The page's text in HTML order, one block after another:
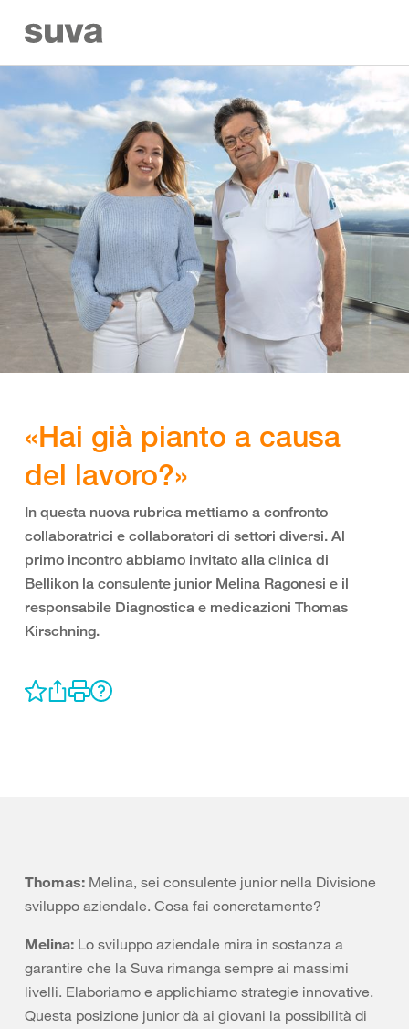
«Hai già pianto a causa
del lavoro?»
In questa nuova rubrica mettiamo a confronto
collaboratrici e collaboratori di settori diversi. Al
primo incontro abbiamo invitato alla clinica di
Bellikon la consulente junior Melina Ragonesi e il
responsabile Diagnostica e medicazioni Thomas
Kirschning.
Thomas: Melina, sei consulente junior nella Divisione
sviluppo aziendale. Cosa fai concretamente?
Melina: Lo sviluppo aziendale mira in sostanza a
garantire che la Suva rimanga sempre ai massimi
livelli. Elaboriamo e applichiamo strategie innovative.
Questa posizione junior dà ai giovani la possibilità di